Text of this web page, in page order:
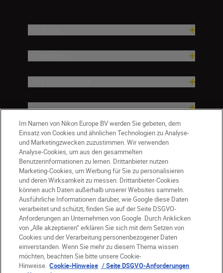
Firma
DE Nikon Sites
Kontakt
Datenschutzhinweis
Nutzungsbedingungen
Im Namen von Nikon Europe BV werden Sie gebeten, dem
Einsatz von Cookies und ähnlichen Technologien zu Analyse-
und Marketingzwecken zuzustimmen. Wir verwenden
Analyse-Cookies, um aus den gesammelten
Benutzerinformationen zu lernen. Drittanbieter nutzen
Marketing-Cookies, um Werbung für Sie zu personalisieren
und deren Wirksamkeit zu messen. Drittanbieter-Cookies
können auch Daten außerhalb unserer Websites sammeln.
Ausführliche Informationen darüber, wie Google diese Daten
verarbeitet und schützt, finden Sie auf der Seite DSGVO-
Anforderungen an Unternehmen von Google. Durch Anklicken
von „Alle akzeptieren“ erklären Sie sich mit dem Setzen von
Cookies und der Verarbeitung personenbezogener Daten
einverstanden. Wenn Sie mehr zu diesem Thema wissen
möchten, beachten Sie bitte unsere Cookie-
Hinweise. Cookie-Hinweise / Seite DSGVO-Anforderungen